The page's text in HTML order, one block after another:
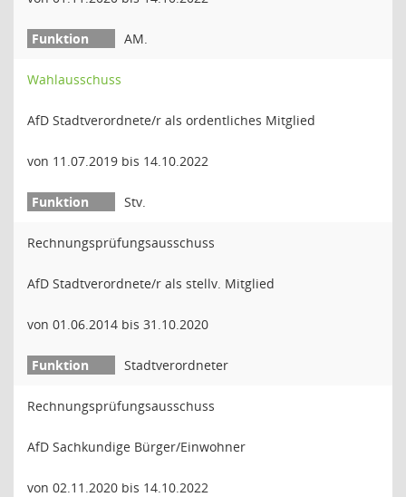
AM.
Wahlausschuss
AfD Stadtverordnete/r als ordentliches Mitglied
von 11.07.2019 bis 14.10.2022
Stv.
Rechnungsprüfungsausschuss
AfD Stadtverordnete/r als stellv. Mitglied
von 01.06.2014 bis 31.10.2020
Stadtverordneter
Rechnungsprüfungsausschuss
AfD Sachkundige Bürger/Einwohner
von 02.11.2020 bis 14.10.2022